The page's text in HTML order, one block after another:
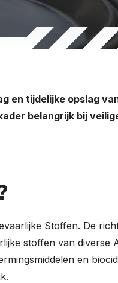
en tijdelijke opslag
belangrijk bij
Stoffen. De
stoffen van diverse
en